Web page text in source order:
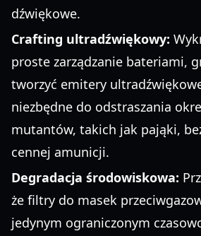
dźwiękowe.
Crafting ultradźwiękowy:
proste zarządzanie bateriami,
tworzyć emitery
niezbędne do odstraszania
mutantów, takich jak pająki,
cennej amunicji.
Degradacja środowiskowa:
że filtry do masek
jedynym ograniczonym